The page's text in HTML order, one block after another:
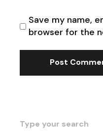
Save my name,
browser for the
Post
Search
for: